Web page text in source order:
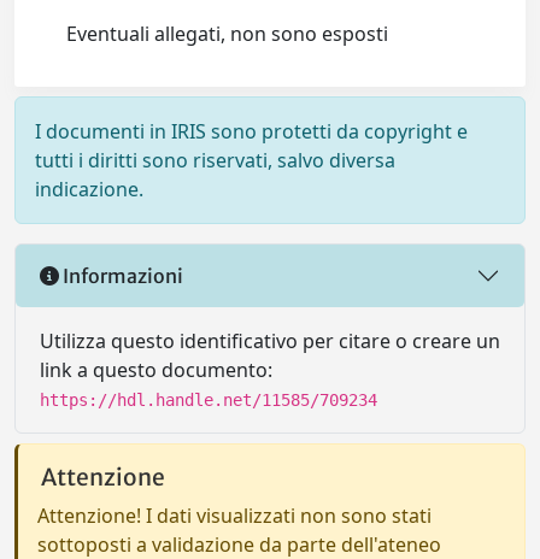
Eventuali allegati, non sono esposti
I documenti in IRIS sono protetti da copyright e
tutti i diritti sono riservati, salvo diversa
indicazione.
Informazioni
Utilizza questo identificativo per citare o creare un
link a questo documento:
https://hdl.handle.net/11585/709234
Attenzione
Attenzione! I dati visualizzati non sono stati
sottoposti a validazione da parte dell'ateneo